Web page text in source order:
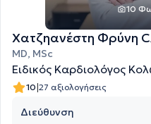
10
Χατζηανέστη Φρύνη
MD, MSc
Ειδικός Καρδιολόγος
10|27 αξιολογήσεις
Διεύθυνση